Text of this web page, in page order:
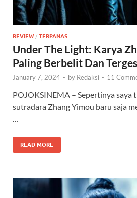
REVIEW / TERPANAS
Under The Light: Karya
Paling Berbelit Dan
January 7, 2024 - by Redaksi - 11
POJOKSINEMA – Sepertinya saya
sutradara Zhang Yimou baru saja
…
READ MORE